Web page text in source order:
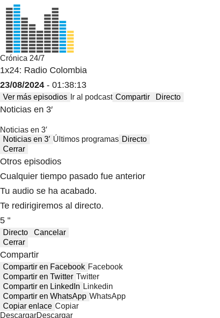
Crónica 24/7
1x24: Radio Colombia
23/08/2024 - 01:38:13
Ver más episodios Ir al podcast Compartir Directo
Noticias en 3′
Noticias en 3′
Noticias en 3′ Últimos programas Directo
Cerrar
Otros episodios
Cualquier tiempo pasado fue anterior
Tu audio se ha acabado.
Te redirigiremos al directo.
5 "
Directo
Cancelar
Cerrar
Compartir
Compartir en Facebook Facebook
Compartir en Twitter Twitter
Compartir en LinkedIn Linkedin
Compartir en WhatsApp WhatsApp
Copiar enlace Copiar
DescargarDescargar